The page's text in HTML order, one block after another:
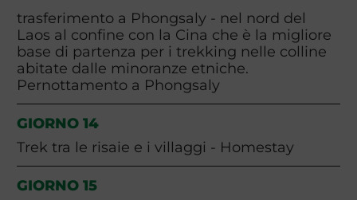
trasferimento a Phongsaly - nel nord del
Laos al confine con la Cina che è la migliore
base di partenza per i trekking nelle colline
abitate dalle minoranze etniche.
Pernottamento a Phongsaly
GIORNO 14
Trek tra le risaie e i villaggi - Homestay
GIORNO 15